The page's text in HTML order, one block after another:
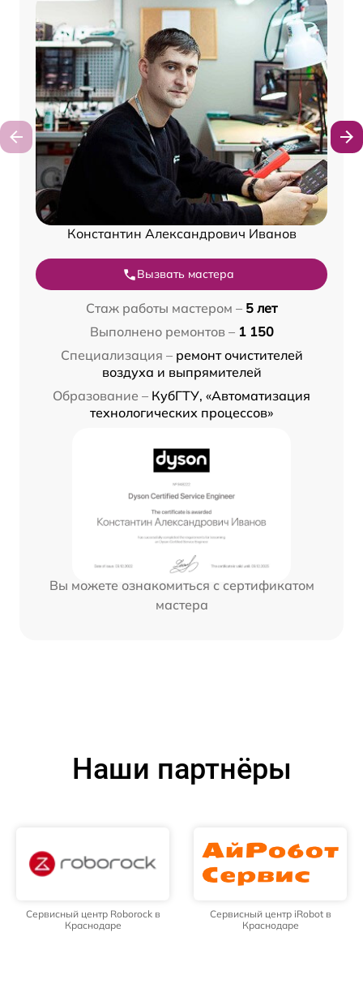
Константин Александрович Иванов
Вызвать мастера
Стаж работы мастером – 5 лет
Выполнено ремонтов – 1 150
Специализация – ремонт очистителей
воздуха и выпрямителей
Образование – КубГТУ, «Автоматизация
технологических процессов»
Вы можете ознакомиться с сертификатом
мастера
Наши партнёры
Сервисный центр Roborock в
Краснодаре
Сервисный центр iRobot в
Краснодаре